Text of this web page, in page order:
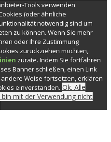
Tools verwenden
(oder ähnliche
notwendig sind um
zu können. Wenn Sie mehr
oder Ihre Zustimmung
zurückziehen möchten,
zurate. Indem Sie fortfahren
Banner schließen, einen Link
Weise fortsetzen, erklären
einverstanden. Ok. Alle
bin mit der Verwendung nicht